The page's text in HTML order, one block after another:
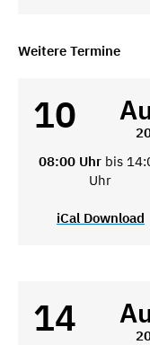
Weitere Termine
10
08:00 Uhr bis
Uhr
iCal Download
14